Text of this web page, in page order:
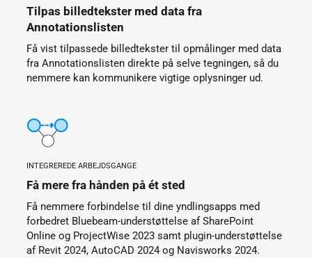
Tilpas billedtekster med data fra
Annotationslisten
Få vist tilpassede billedtekster til opmålinger med data
fra Annotationslisten direkte på selve tegningen, så du
nemmere kan kommunikere vigtige oplysninger ud.
INTEGREREDE ARBEJDSGANGE
Få mere fra hånden på ét sted
Få nemmere forbindelse til dine yndlingsapps med
forbedret Bluebeam-understøttelse af SharePoint
Online og ProjectWise 2023 samt plugin-understøttelse
af Revit 2024, AutoCAD 2024 og Navisworks 2024.